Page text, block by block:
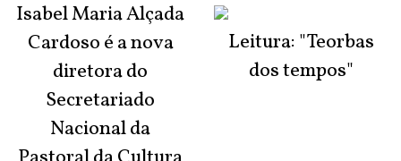
Isabel Maria Alçada
Cardoso é a nova
diretora do
Secretariado
Nacional da
Leitura: "Teorbas
dos tempos"